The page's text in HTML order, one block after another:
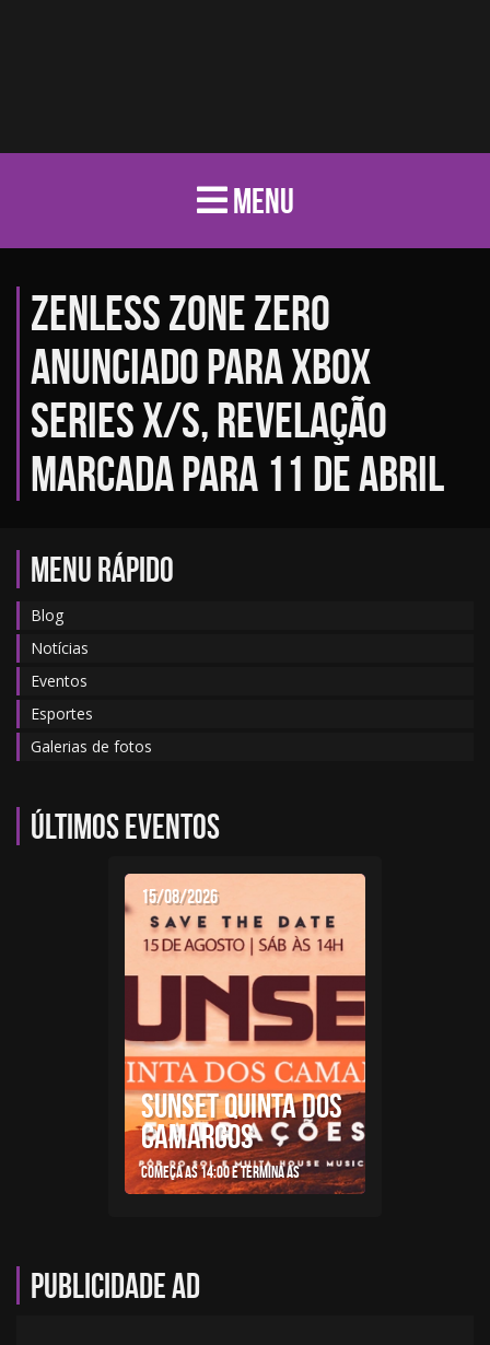
MENU
Zenless Zone Zero
anunciado para Xbox
Series X/S, revelação
marcada para 11 de abril
MENU RÁPIDO
Blog
Notícias
Eventos
Esportes
Galerias de fotos
Últimos eventos
15/08/2026
SUNSET QUINTA DOS
CAMARGOS
Começa as 14:00 e termina as
Publicidade AD